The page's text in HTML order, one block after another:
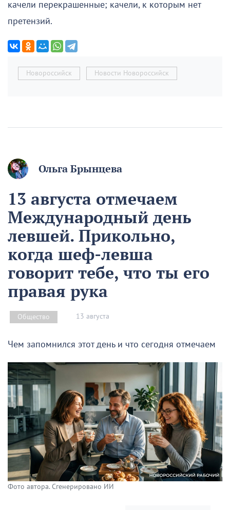
качели перекрашенные; качели, к которым нет
претензий.
Новороссийск Новости Новороссийск
Ольга Брынцева
13 августа отмечаем
Международный день
левшей. Прикольно,
когда шеф-левша
говорит тебе, что ты его
правая рука
Общество 13 августа
Чем запомнился этот день и что сегодня отмечаем
Фото автора. Сгенерировано ИИ